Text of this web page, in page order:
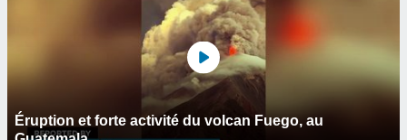
Éruption et forte activité du volcan Fuego, au